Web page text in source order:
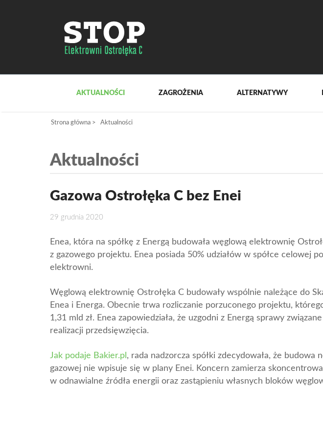
AKTUALNOŚCI ZAGROŻENIA ALTERNATYWY
Strona główna > Aktualności
Aktualności
Gazowa Ostrołęka C bez Enei
29 grudnia 2020
Enea, która na spółkę z Energą budowała węglową elektrownię
z gazowego projektu. Enea posiada 50% udziałów w spółce celowej
elektrowni.
Węglową elektrownię Ostrołęka C budowały wspólnie należące do
Enea i Energa. Obecnie trwa rozliczanie porzuconego projektu,
1,31 mld zł. Enea zapowiedziała, że uzgodni z Energą sprawy
realizacji przedsięwzięcia.
Jak podaje Bakier.pl , rada nadzorcza spółki zdecydowała, że budowa
gazowej nie wpisuje się w plany Enei. Koncern zamierza
w odnawialne źródła energii oraz zastąpieniu własnych bloków